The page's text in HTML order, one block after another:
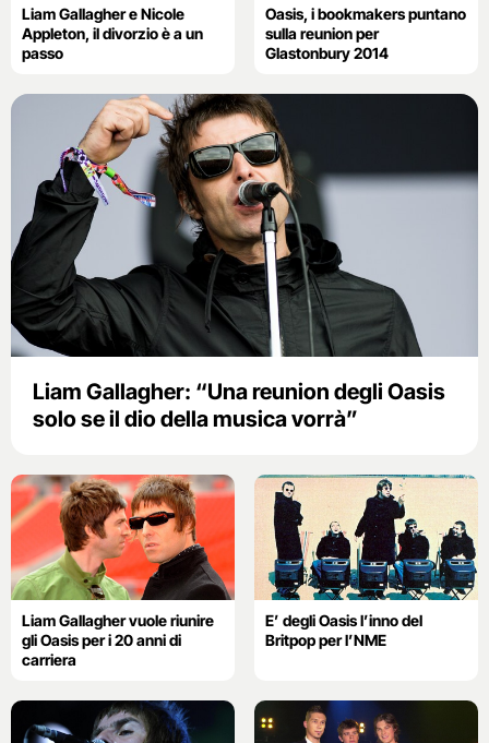
Liam Gallagher e Nicole
Appleton, il divorzio è a un
passo
Oasis, i bookmakers puntano
sulla reunion per
Glastonbury 2014
Liam Gallagher: “Una reunion degli Oasis
solo se il dio della musica vorrà”
Liam Gallagher vuole riunire
gli Oasis per i 20 anni di
carriera
E’ degli Oasis l’inno del
Britpop per l’NME